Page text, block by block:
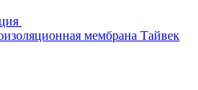
мембрана Тайвек